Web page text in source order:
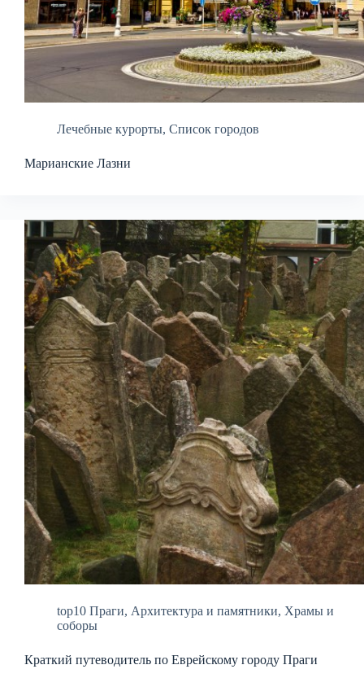
Лечебные курорты, Список городов
Марианские Лазни
top10 Праги, Архитектура и памятники, Храмы и
соборы
Краткий путеводитель по Еврейскому городу Праги